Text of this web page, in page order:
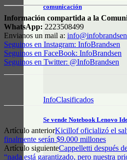
comunicación
InfoClasificados
Se vende Notebook Lenovo
Información compartida a la
WhatsApp: 2223508499
Envianos un mail a:
Seguinos en Instagram: InfoBrandsen
Seguinos en FaceBook: InfoBrandsen
Seguinos en Twitter: @InfoBrandsen
Artículo anteriorKicillof oficializó el
finalmente serán $9.000 millones
Artículo siguienteCappelletti después
“nada está garantizado, pero nuestra